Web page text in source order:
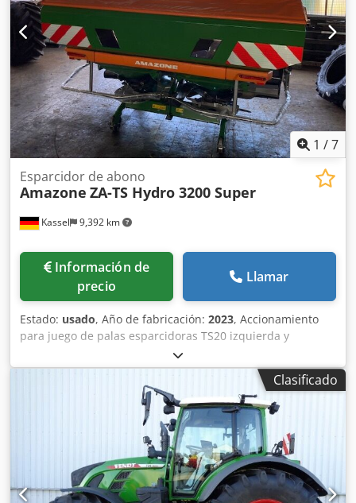
1 /7
Kassel 9,392 km
Esparcidor de abono
Amazone ZA-TS Hydro 3200 Super
Información de
precio
Llamar
Estado: usado, Año de fabricación: 2023, Accionamiento
para juego de palas esparcidoras TS20 izquierda y
derecha, accionamiento hidráulico izquierda y derecha
con Auto TS y FlowControl, disco principal izquierda y
derecha con AutoTS, barra de protección tubular,
dispositivo de rodillo y estacionamiento abatible,
iluminación de trabajo, sensor de inclinación para sistema
de pesaje, 16 unidades EasyCheck. Dcodpfot A Tzwex Adiok
Clasificado